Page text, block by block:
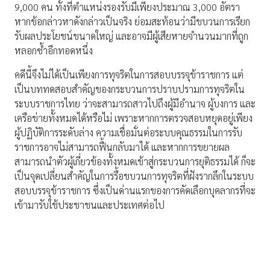
9,000 คน ทั้งที่ตำแหน่งรองรับมีเพียงประมาณ 3,000 อัตรา
หากข้อกล่าวหาดังกล่าวเป็นจริง ย่อมสะท้อนว่ามีขบวนการเรียก
รับผลประโยชน์ขนาดใหญ่ และอาจมีผู้เสียหายจำนวนมากที่ถูก
หลอกซ้ำอีกทอดหนึ่ง
คดีนี้จึงไม่ได้เป็นเพียงการทุจริตในการสอบบรรจุข้าราชการ แต่
เป็นบททดสอบสำคัญของกระบวนการปราบปรามการทุจริตใน
ระบบราชการไทย ว่าจะสามารถสาวไปถึงผู้มีอำนาจ ผู้บงการ และ
เครือข่ายทั้งหมดได้หรือไม่ เพราะหากการตรวจสอบหยุดอยู่เพียง
ผู้ปฏิบัติการระดับล่าง ความเชื่อมั่นต่อระบบคุณธรรมในการรับ
ราชการอาจไม่สามารถฟื้นกลับมาได้ และหากการขยายผล
สามารถนำตัวผู้เกี่ยวข้องทั้งหมดเข้าสู่กระบวนการยุติธรรมได้ ก็จะ
เป็นจุดเปลี่ยนสำคัญในการรื้อขบวนการทุจริตที่ฝังรากลึกในระบบ
สอบบรรจุข้าราชการ ซึ่งเป็นด่านแรกของการคัดเลือกบุคลากรที่จะ
เข้ามารับใช้ประชาชนและประเทศต่อไป